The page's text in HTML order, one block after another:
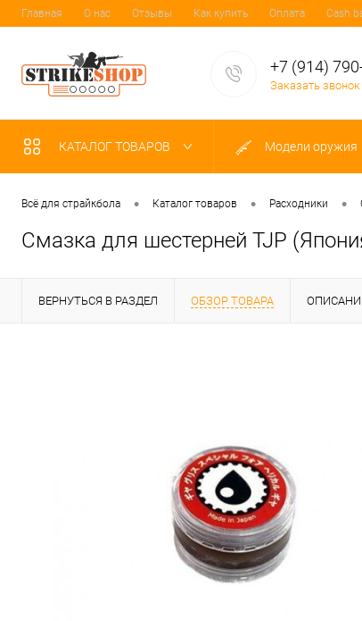
Главная О нас Отзывы Как купить Оплата Cash
+7 (914)
Заказать звонок
КАТАЛОГ ТОВАРОВ Модели оружия
Всё для страйкбола • Каталог товаров • Расходники •
Смазка для шестерней TJP
ВЕРНУТЬСЯ В РАЗДЕЛ ОБЗОР ТОВАРА